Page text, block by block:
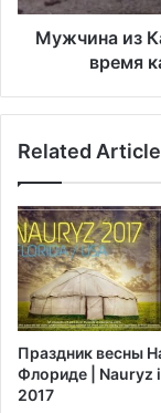
ч
о
о
л
е
й
и
з
-
з
а
д
з
о
и
и
р
а
з
и
л
Мужчина из
время
Related
Праздник весны
Флориде | Nauryz
2017